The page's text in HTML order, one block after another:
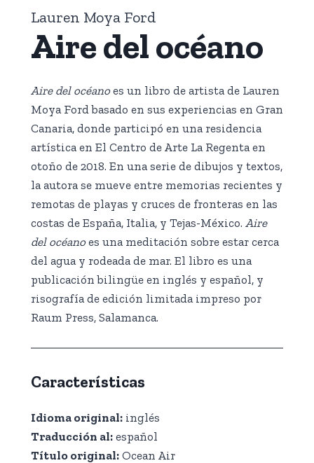
Lauren Moya Ford
Aire del océano
Aire del océanoes un libro de artista de Lauren
Moya Ford basado en sus experiencias en Gran
Canaria, donde participó en una residencia
artística en El Centro de Arte La Regenta en
otoño de 2018. En una serie de dibujos y textos,
la autora se mueve entre memorias recientes y
remotas de playas y cruces de fronteras en las
costas de España, Italia, y Tejas-México. Aire
del océanoes una meditación sobre estar cerca
del agua y rodeada de mar. El libro es una
publicación bilingüe en inglés y español, y
risografía de edición limitada impreso por
Raum Press, Salamanca.
Características
Idioma original: inglés
Traducción al: español
Título original: Ocean Air